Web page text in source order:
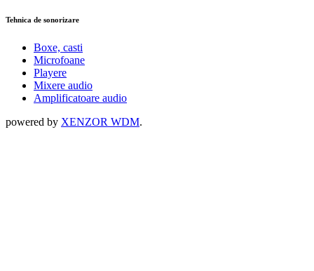
Tehnica de sonorizare
Boxe, casti
Microfoane
Playere
Mixere audio
Amplificatoare audio
powered by XENZOR WDM.